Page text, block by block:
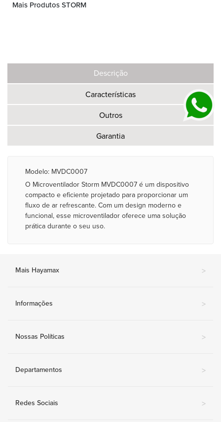
Mais Produtos STORM
Descrição
Características
Outros
Garantia
Modelo: MVDC0007
O Microventilador Storm MVDC0007 é um dispositivo
compacto e eficiente projetado para proporcionar um
fluxo de ar refrescante. Com um design moderno e
funcional, esse microventilador oferece uma solução
prática durante o seu uso.
Mais Hayamax >
Informações >
Nossas Políticas >
Departamentos >
Redes Sociais >